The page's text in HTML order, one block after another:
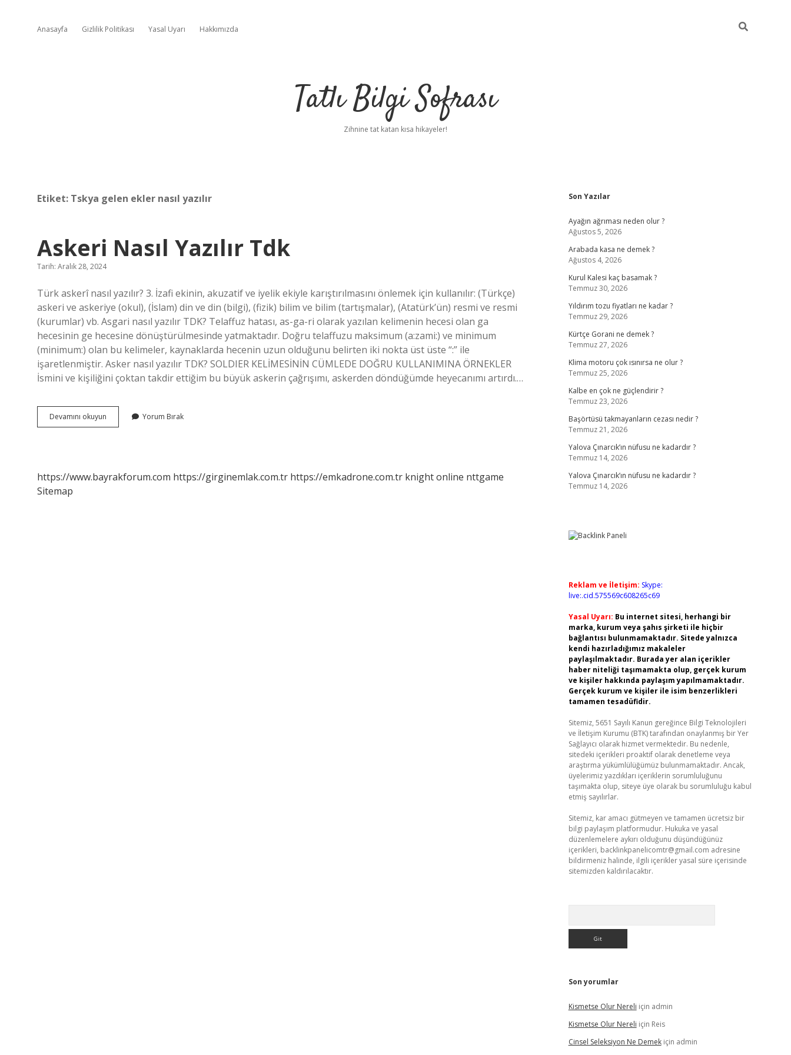
Anasayfa Gizlilik Politikası Yasal Uyarı Hakkımızda
Tatlı Bilgi Sofrası
Zihnine tat katan kısa hikayeler!
Etiket: Tskya gelen ekler nasıl yazılır
Askeri Nasıl Yazılır Tdk
Tarih: Aralık 28, 2024
Türk askerî nasıl yazılır? 3. İzafi ekinin, akuzatif ve iyelik ekiyle karıştırılmasını önlemek için kullanılır: (Türkçe)
askeri ve askeriye (okul), (İslam) din ve din (bilgi), (fizik) bilim ve bilim (tartışmalar), (Atatürk’ün) resmi ve resmi
(kurumlar) vb. Asgari nasıl yazılır TDK? Telaffuz hatası, as-ga-ri olarak yazılan kelimenin hecesi olan ga
hecesinin ge hecesine dönüştürülmesinde yatmaktadır. Doğru telaffuzu maksimum (a:zami:) ve minimum
(minimum:) olan bu kelimeler, kaynaklarda hecenin uzun olduğunu belirten iki nokta üst üste “:” ile
işaretlenmiştir. Asker nasıl yazılır TDK? SOLDIER KELİMESİNİN CÜMLEDE DOĞRU KULLANIMINA ÖRNEKLER
İsmini ve kişiliğini çoktan takdir ettiğim bu büyük askerin çağrışımı, askerden döndüğümde heyecanımı artırdı.…
Devamını okuyun
Nasıl
Yorum Bırak
https://www.bayrakforum.com https://girginemlak.com.tr https://emkadrone.com.tr knight online nttgame
Sitemap
Sidebar
Son Yazılar
Ayağın ağrıması neden olur ?
Ağustos 5, 2026
Arabada kasa ne demek ?
Ağustos 4, 2026
Kurul Kalesi kaç basamak ?
Temmuz 30, 2026
Yıldırım tozu fiyatları ne kadar ?
Temmuz 29, 2026
Kürtçe Gorani ne demek ?
Temmuz 27, 2026
Klima motoru çok ısınırsa ne olur ?
Temmuz 25, 2026
Kalbe en çok ne güçlendirir ?
Temmuz 23, 2026
Başörtüsü takmayanların cezası nedir ?
Temmuz 21, 2026
Yalova Çınarcık’ın nüfusu ne kadardır ?
Temmuz 14, 2026
Yalova Çınarcık’ın nüfusu ne kadardır ?
Temmuz 14, 2026
Reklam ve İletişim: Skype:
live:.cid.575569c608265c69
Yasal Uyarı: Bu internet sitesi, herhangi bir
marka, kurum veya şahıs şirketi ile hiçbir
bağlantısı bulunmamaktadır. Sitede yalnızca
kendi hazırladığımız makaleler
paylaşılmaktadır. Burada yer alan içerikler
haber niteliği taşımamakta olup, gerçek kurum
ve kişiler hakkında paylaşım yapılmamaktadır.
Gerçek kurum ve kişiler ile isim benzerlikleri
tamamen tesadüfidir.
Sitemiz, 5651 Sayılı Kanun gereğince Bilgi Teknolojileri
ve İletişim Kurumu (BTK) tarafından onaylanmış bir Yer
Sağlayıcı olarak hizmet vermektedir. Bu nedenle,
sitedeki içerikleri proaktif olarak denetleme veya
araştırma yükümlülüğümüz bulunmamaktadır. Ancak,
üyelerimiz yazdıkları içeriklerin sorumluluğunu
taşımakta olup, siteye üye olarak bu sorumluluğu kabul
etmiş sayılırlar.
Sitemiz, kar amacı gütmeyen ve tamamen ücretsiz bir
bilgi paylaşım platformudur. Hukuka ve yasal
düzenlemelere aykırı olduğunu düşündüğünüz
içerikleri, backlinkpanelicomtr@gmail.com adresine
bildirmeniz halinde, ilgili içerikler yasal süre içerisinde
sitemizden kaldırılacaktır.
Son yorumlar
Kismetse Olur Nereli için admin
Kismetse Olur Nereli için Reis
Cinsel Seleksiyon Ne Demekiçin admin